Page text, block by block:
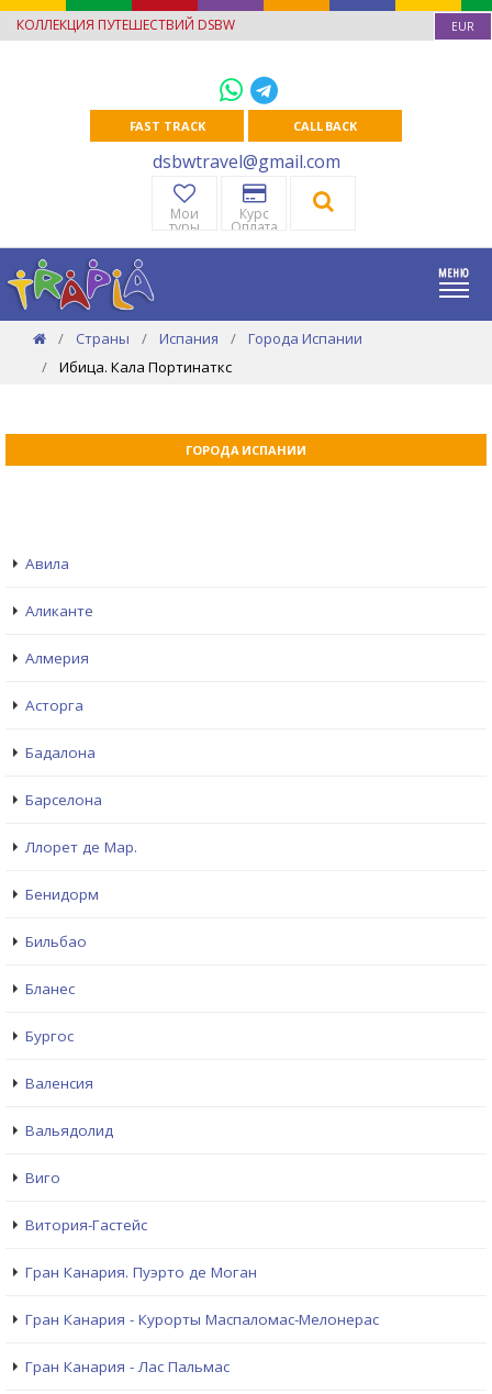
КОЛЛЕКЦИЯ ПУТЕШЕСТВИЙ DSBW EUR
FAST TRACK CALL BACK
dsbwtravel@gmail.com
Мои
туры
Курс
Оплата
Страны Испания
Города Испании
Ибица. Кала Портинаткс
ГОРОДА ИСПАНИИ
Авила
Аликанте
Алмерия
Асторга
Бадалона
Барселона
Ллорет де Мар.
Бенидорм
Бильбао
Бланес
Бургос
Валенсия
Вальядолид
Виго
Витория-Гастейс
Гран Канария. Пуэрто де Моган
Гран Канария - Курорты Маспаломас-Мелонерас
Гран Канария - Лас Пальмас